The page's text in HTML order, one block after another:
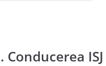
Conducerea